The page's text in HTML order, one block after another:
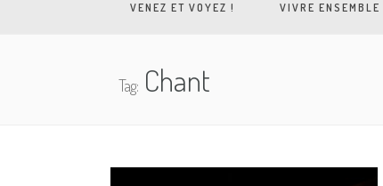
VENEZ ET VOYEZ ! VIVRE ENSEMBLE
Tag:Chant